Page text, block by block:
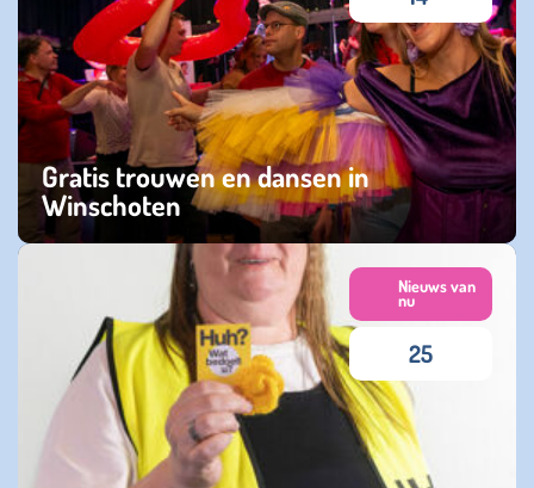
Gratis trouwen en dansen in
Winschoten
woensdag 04 maart 2026
Nieuws van
nu
25